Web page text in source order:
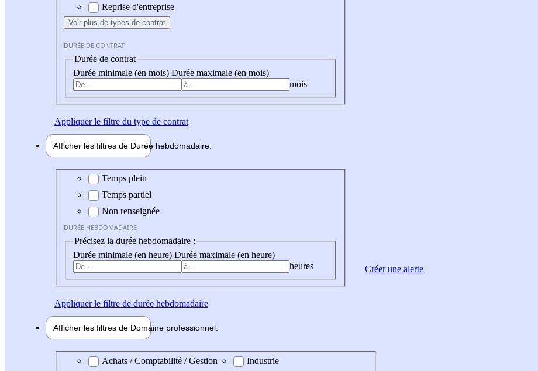
Reprise d'entreprise
Voir plus de types de contrat
DURÉE DE CONTRAT
Durée de contrat
Durée minimale (en mois) Durée maximale (en mois)
mois
Appliquerle filtre du type de contrat
Afficher les filtres de Durée hebdomadaire
Durée hebdomadaire
Temps plein
Temps partiel
Non renseignée
DURÉE HEBDOMADAIRE
Précisez la durée hebdomadaire :
Durée minimale (en heure) Durée maximale (en heure)
heures
Appliquerle filtre de durée hebdomadaire
Afficher les filtres de Domaine professionnel
Domaine professionel
Achats / Comptabilité / Gestion
Industrie
Créer une alerte